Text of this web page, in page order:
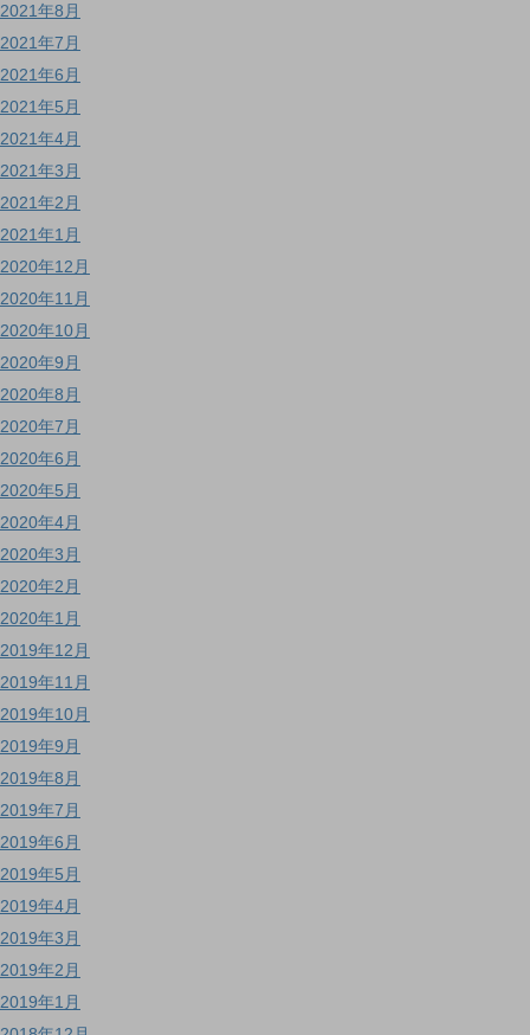
2021年8月
2021年7月
2021年6月
2021年5月
2021年4月
2021年3月
2021年2月
2021年1月
2020年12月
2020年11月
2020年10月
2020年9月
2020年8月
2020年7月
2020年6月
2020年5月
2020年4月
2020年3月
2020年2月
2020年1月
2019年12月
2019年11月
2019年10月
2019年9月
2019年8月
2019年7月
2019年6月
2019年5月
2019年4月
2019年3月
2019年2月
2019年1月